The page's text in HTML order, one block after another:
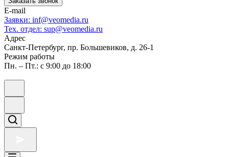
E-mail
Заявки: inf@veomedia.ru
Тех. отдел: sup@veomedia.ru
Адрес
Санкт-Петербург, пр. Большевиков, д. 26-1
Режим работы
Пн. – Пт.: с 9:00 до 18:00